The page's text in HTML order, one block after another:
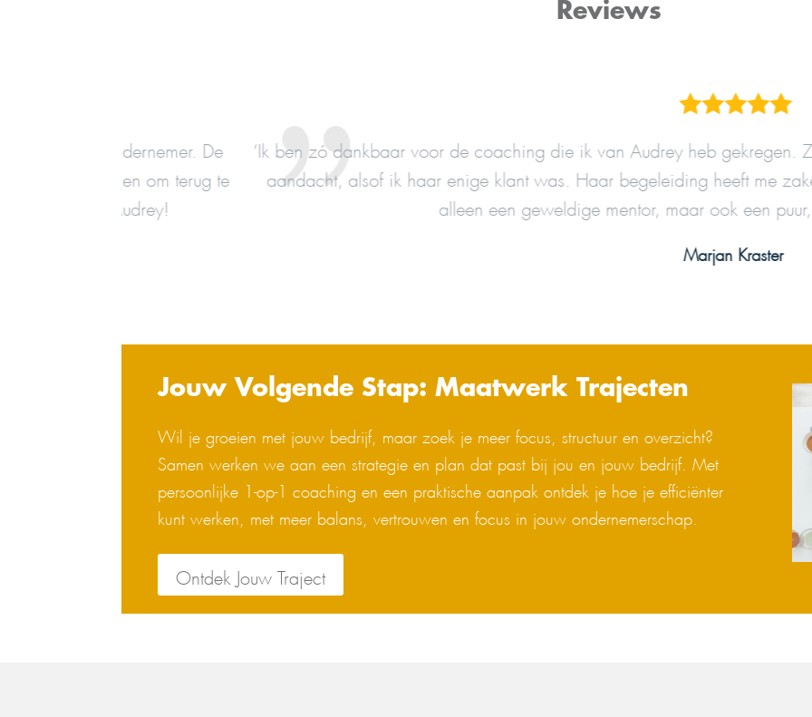
Reviews
‘Ik ben zó dankbaar voor de coaching die ik van Audrey heb gekregen. Ze was er altijd
aandacht, alsof ik haar enige klant was. Haar begeleiding heeft me zakelijk én
alleen een geweldige mentor, maar ook een puur, lief en
Jouw Volgende Stap: Maatwerk Trajecten
Wil je groeien met jouw bedrijf, maar zoek je meer focus, structuur en overzicht?
Samen werken we aan een strategie en plan dat past bij jou en jouw bedrijf. Met
persoonlijke 1-op-1 coaching en een praktische aanpak ontdek je hoe je efficiënter
kunt werken, met meer balans, vertrouwen en focus in jouw ondernemerschap.
Ontdek Jouw Traject